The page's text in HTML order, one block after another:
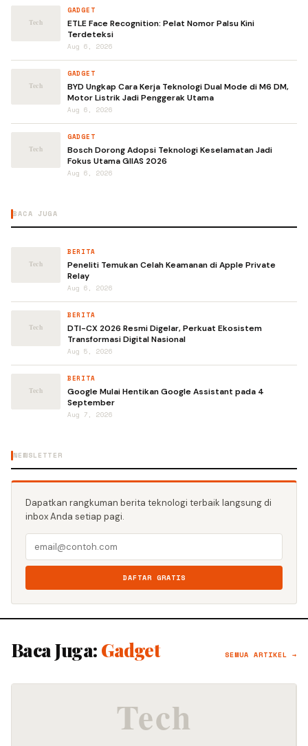
GADGET
ETLE Face Recognition: Pelat Nomor Palsu Kini
Terdeteksi
Aug 6, 2026
GADGET
BYD Ungkap Cara Kerja Teknologi Dual Mode di M6 DM,
Motor Listrik Jadi Penggerak Utama
Aug 6, 2026
GADGET
Bosch Dorong Adopsi Teknologi Keselamatan Jadi
Fokus Utama GIIAS 2026
Aug 6, 2026
BACA JUGA
BERITA
Peneliti Temukan Celah Keamanan di Apple Private
Relay
Aug 6, 2026
BERITA
DTI-CX 2026 Resmi Digelar, Perkuat Ekosistem
Transformasi Digital Nasional
Aug 5, 2026
BERITA
Google Mulai Hentikan Google Assistant pada 4
September
Aug 7, 2026
NEWSLETTER
Dapatkan rangkuman berita teknologi terbaik langsung di
inbox Anda setiap pagi.
DAFTAR GRATIS
Baca Juga: Gadget SEMUA ARTIKEL →